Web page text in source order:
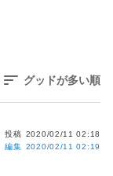
グッドが多い順
投稿 2020/02/11 02:18
編集 2020/02/11 02:19